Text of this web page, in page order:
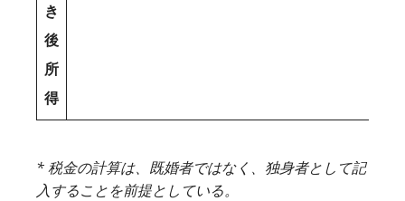
き
後
所
得
* 税金の計算は、既婚者ではなく、独身者として記
入することを前提としている。